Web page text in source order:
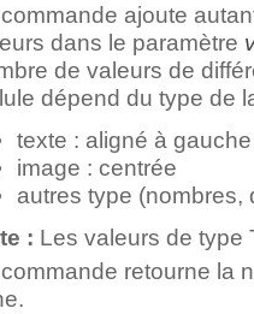
ajoute
dans le paramètre
de valeurs de
dépend du type de
texte : aligné à gauche
image : centrée
autres type (nombres,
: Les valeurs de type
retourne la